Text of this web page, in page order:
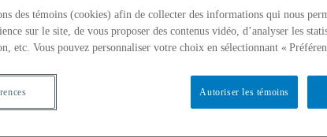
des témoins (cookies) afin de collecter des informations qui nous
sur le site, de vous proposer des contenus vidéo, d’analyser les
etc. Vous pouvez personnaliser votre choix en sélectionnant «
Autoriser les témoins